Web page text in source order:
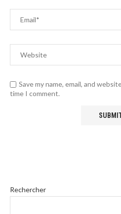
Save my name, email, and
time I comment.
Rechercher